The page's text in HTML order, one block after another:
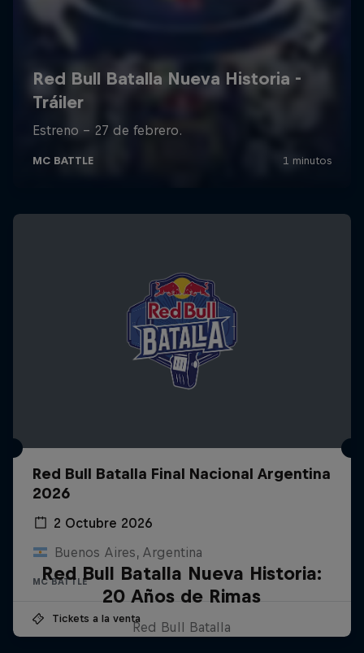
Red Bull Batalla Final Nacional Argentina
2026
2 Octubre 2026
Buenos Aires, Argentina
MC BATTLE
Tickets a la venta
Red Bull Batalla Nueva Historia:
20 Años de Rimas
Red Bull Batalla